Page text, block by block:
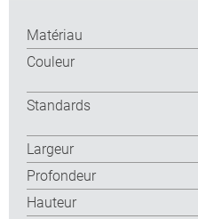
Matériau
Couleur
Standards
Largeur
Profondeur
Hauteur